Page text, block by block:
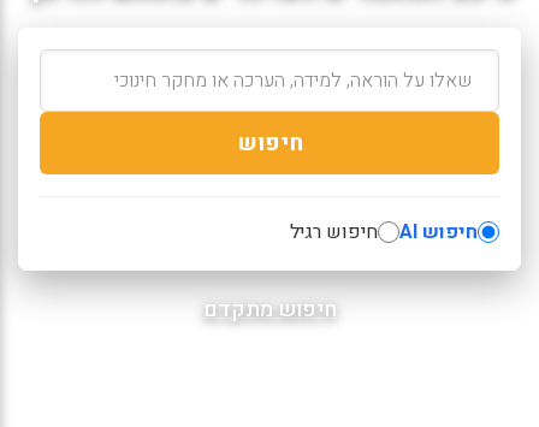
חיפוש
חיפוש AI חיפוש רגיל
חיפוש מתקדם